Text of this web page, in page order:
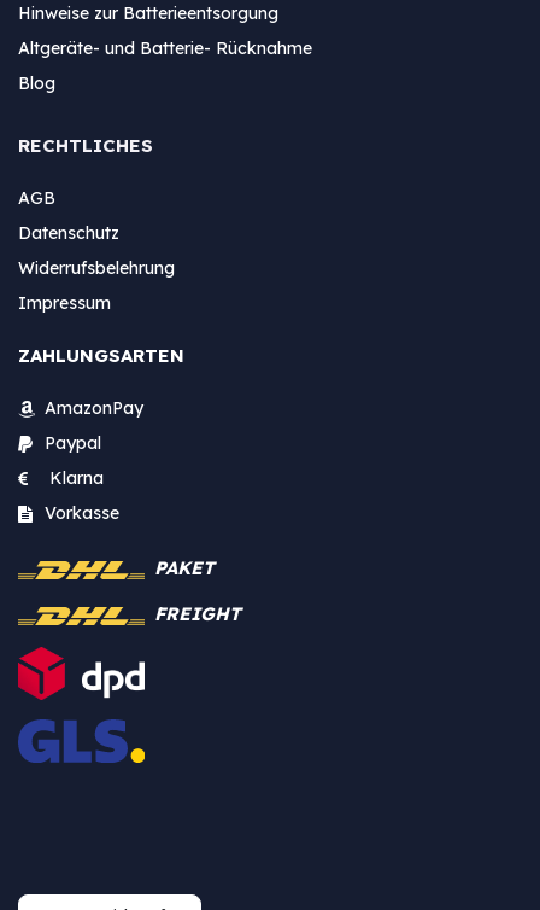
Hinweise zur Batterieentsorgung
Altgeräte- und Batterie- Rücknahme
Blog
RECHTLICHES
AGB
Datenschutz
Widerrufsbelehrung
Impressum
ZAHLUNGSARTEN
AmazonPay
Paypal
Klarna
Vorkasse
PAKET
FREIGHT